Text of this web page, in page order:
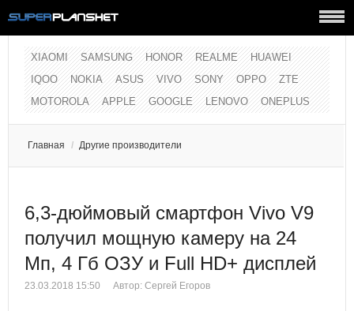
XIAOMI SAMSUNG HONOR REALME
HUAWEI
IQOO
NOKIA ASUS VIVO SONY OPPO
ZTE
MOTOROLA
APPLE GOOGLE LENOVO ONEPLUS
Главная / Другие производители
6,3-дюймовый смартфон Vivo V9
получил мощную камеру на 24
Мп, 4 Гб ОЗУ и Full HD+ дисплей
23.03.2018 15:50 Автор: Сергей Егоров